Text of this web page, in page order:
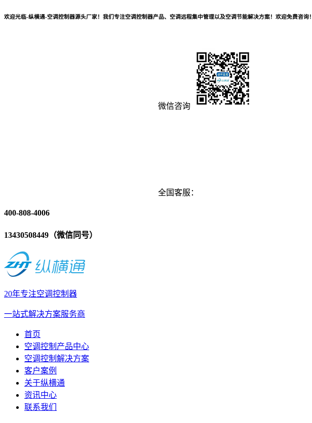
欢迎光临-纵横通-空调控制器源头厂家！我们专注空调控制器产品、空调远程集中管理以及空调节能解决方案！欢迎免费咨询！
微信咨询
全国客服：
400-808-4006
13430508449（微信同号）
20年专注空调控制器
一站式解决方案服务商
首页
空调控制产品中心
空调控制解决方案
客户案例
关于纵横通
资讯中心
联系我们